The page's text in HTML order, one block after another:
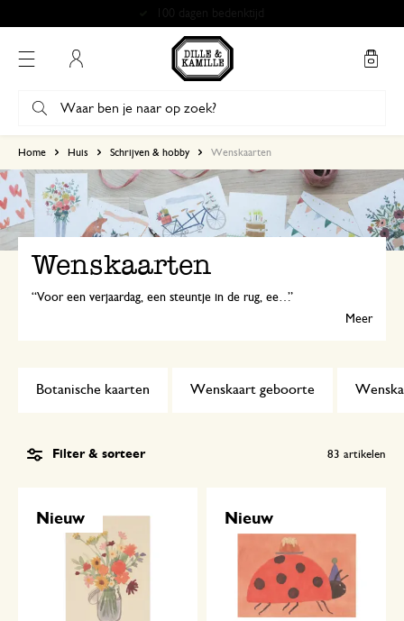
Gratis afhalen in onze winkels*
Home Huis Schrijven & hobby Wenskaarten
Wenskaarten
Voor een verjaardag, een steuntje in de rug, een bedankje of gewoon zomaar, een kaart met een persoonlijke boodschap is altijd leuk om te versturen en te ontvangen.
Meer
Botanische kaarten Wenskaart geboorte
Filter & sorteer 83 artikelen
Nieuw Nieuw